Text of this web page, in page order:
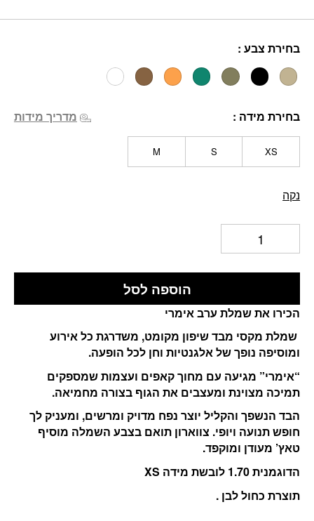
היה:
₪799.
הוא:
בחירת צבע
בחירת מידה מדריך מידות
XS
S
M
נקה
הוספה לסל
הכירו את שמלת ערב אימרי
שמלת מקסי מבד שיפון מקומט, משדרגת כל אירוע
ומוסיפה נופך של אלגנטיות וחן לכל הופעה.
“אימרי” מגיעה עם מחוך קאפים ועצמות שמספקים
תמיכה מצוינת ומעצבים את הגוף בצורה מחמיאה.
הבד הנשפך והקליל יוצר נפח מדויק ומרשים, ומעניק לך
חופש תנועה ויופי. צווארון תואם בצבע השמלה מוסיף
טאץ’ מעודן ומוקפד.
הדוגמנית 1.70 לובשת מידה XS
תוצרת כחול לבן .